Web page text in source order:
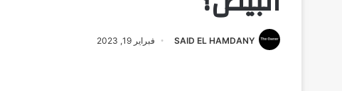
SAID EL HAMDANY فبراير 19, 2023